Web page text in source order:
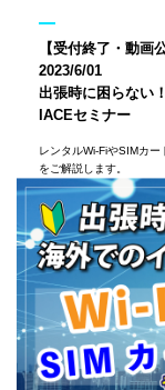
【受付終了・動画
2023/6/01
出張時に困らない
IACEセミナー
レンタルWi-FiやSIMカ
をご解説します。